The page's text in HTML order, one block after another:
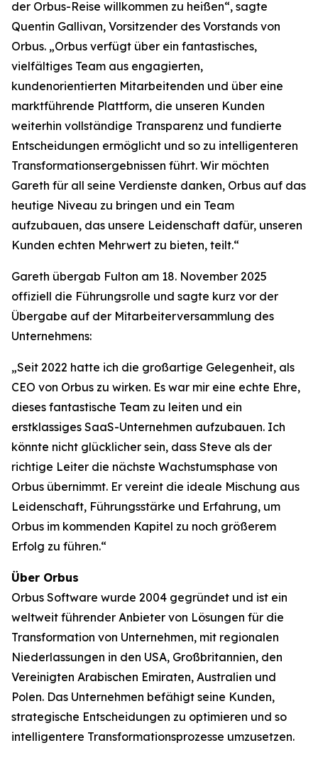
der Orbus-Reise willkommen zu heißen“, sagte
Quentin Gallivan, Vorsitzender des Vorstands von
Orbus. „Orbus verfügt über ein fantastisches,
vielfältiges Team aus engagierten,
kundenorientierten Mitarbeitenden und über eine
marktführende Plattform, die unseren Kunden
weiterhin vollständige Transparenz und fundierte
Entscheidungen ermöglicht und so zu intelligenteren
Transformationsergebnissen führt. Wir möchten
Gareth für all seine Verdienste danken, Orbus auf das
heutige Niveau zu bringen und ein Team
aufzubauen, das unsere Leidenschaft dafür, unseren
Kunden echten Mehrwert zu bieten, teilt.“
Gareth übergab Fulton am 18. November 2025
offiziell die Führungsrolle und sagte kurz vor der
Übergabe auf der Mitarbeiterversammlung des
Unternehmens:
„Seit 2022 hatte ich die großartige Gelegenheit, als
CEO von Orbus zu wirken. Es war mir eine echte Ehre,
dieses fantastische Team zu leiten und ein
erstklassiges SaaS-Unternehmen aufzubauen. Ich
könnte nicht glücklicher sein, dass Steve als der
richtige Leiter die nächste Wachstumsphase von
Orbus übernimmt. Er vereint die ideale Mischung aus
Leidenschaft, Führungsstärke und Erfahrung, um
Orbus im kommenden Kapitel zu noch größerem
Erfolg zu führen.“
Über Orbus
Orbus Software wurde 2004 gegründet und ist ein
weltweit führender Anbieter von Lösungen für die
Transformation von Unternehmen, mit regionalen
Niederlassungen in den USA, Großbritannien, den
Vereinigten Arabischen Emiraten, Australien und
Polen. Das Unternehmen befähigt seine Kunden,
strategische Entscheidungen zu optimieren und so
intelligentere Transformationsprozesse umzusetzen.